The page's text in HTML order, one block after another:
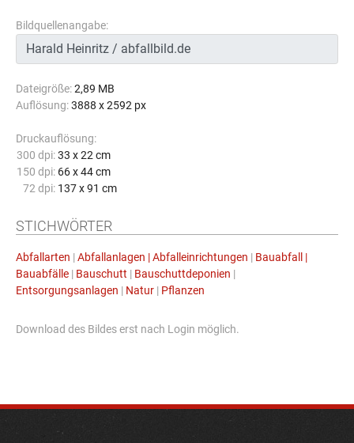
Bildquellenangabe:
Dateigröße:2,89 MB
Auflösung:3888 x 2592 px
Druckauflösung:
300 dpi: 33 x 22 cm
150 dpi: 66 x 44 cm
72 dpi: 137 x 91 cm
STICHWÖRTER
Abfallarten | Abfallanlagen | Abfalleinrichtungen | Bauabfall |
Bauabfälle | Bauschutt | Bauschuttdeponien |
Entsorgungsanlagen | Natur | Pflanzen
Download des Bildes erst nach Login möglich.